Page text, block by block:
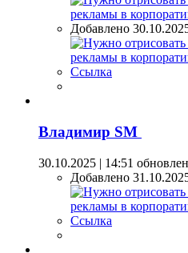
Добавлено
Ссылка
Владимир SM
30.10.2025 | 14:51
Добавлено
Ссылка